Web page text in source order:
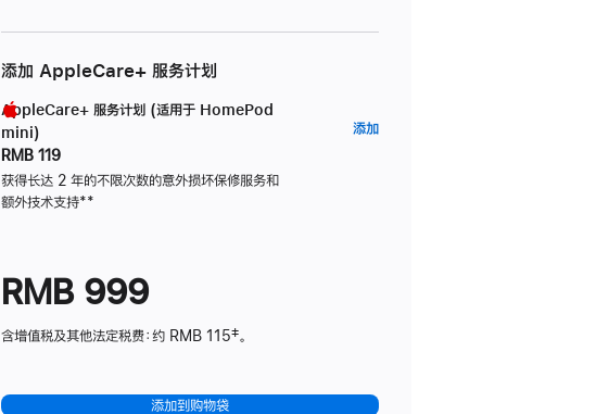
添加 AppleCare+ 服务计划
AppleCare+ 服务计划 (适用于 HomePod
mini)
RMB 119
获得长达 2 年的不限次数的意外损坏保修服务和
额外技术支持脚
**
添加AppleCare+
RMB 999
含增值税及其他法定税费：约 RMB 115‡。
添加到购物袋